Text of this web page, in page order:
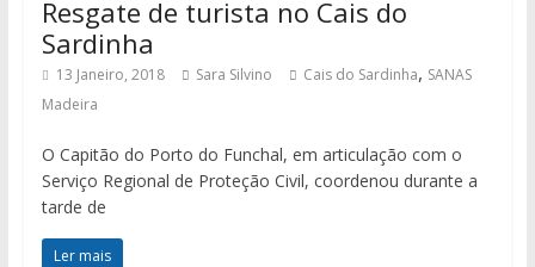
Resgate de turista no Cais do
Sardinha
13 Janeiro, 2018 Sara Silvino Cais do Sardinha, SANAS
Madeira
O Capitão do Porto do Funchal, em articulação com o
Serviço Regional de Proteção Civil, coordenou durante a
tarde de
Ler mais